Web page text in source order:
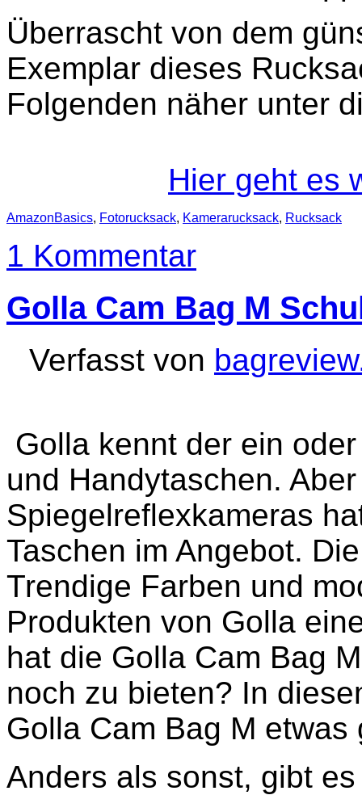
Überrascht von dem
Exemplar dieses
Folgenden näher unter
Hier geht es
AmazonBasics, Fotorucksack, Kamerarucksack, Rucksack
1 Kommentar
Golla Cam Bag M
Verfasst von
Golla kennt der ein
und Handytaschen.
Spiegelreflexkameras
Taschen im Angebot.
Trendige Farben und
Produkten von Golla
hat die Golla Cam Bag
noch zu bieten? In
Golla Cam Bag M etwas
Anders als sonst, gibt